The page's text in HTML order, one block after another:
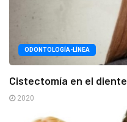
ODONTOLOGÍA-LÍNEA
Cistectomía en el diente
2020